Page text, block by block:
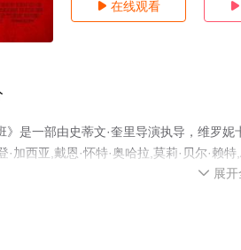
 在线观看 
是一部由史蒂文·奎里导演执导，维罗妮
·加西亚,戴恩·怀特·奥哈拉,莫莉·贝尔·
上天堂电影网，更多相关信息可移步至豆
 展